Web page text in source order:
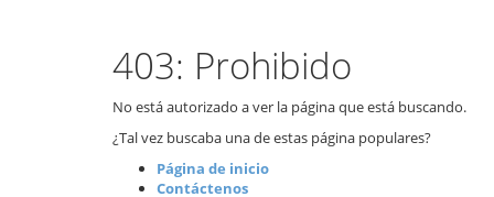
403: Prohibido
No está autorizado a ver la página que está buscando.
¿Tal vez buscaba una de estas página populares?
Página de inicio
Contáctenos